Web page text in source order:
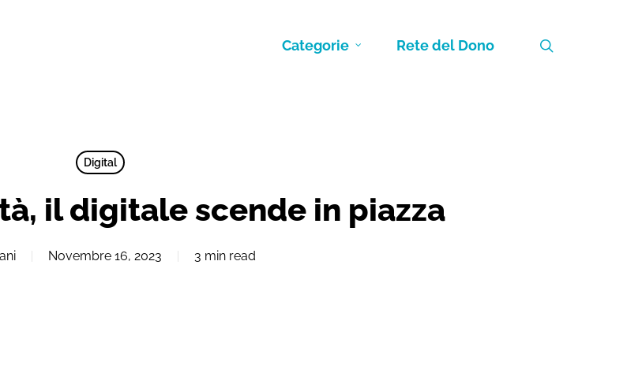
Categorie Rete del Dono
Digital
il digitale scende in piazza
Novembre 16, 2023 3 min read